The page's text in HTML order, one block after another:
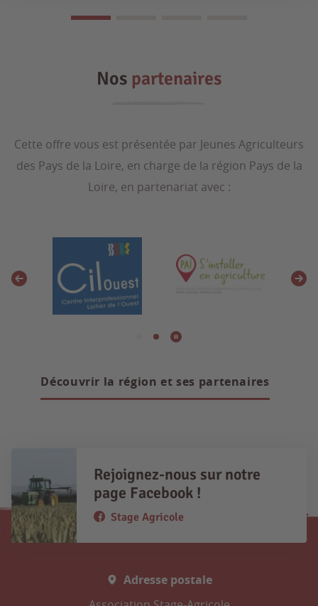
Nos partenaires
Cette offre vous est présentée par Jeunes Agriculteurs
des Pays de la Loire, en charge de la région Pays de la
Loire, en partenariat avec :
Découvrir la région et ses partenaires
Rejoignez-nous sur notre
page Facebook !
Stage Agricole
Adresse postale